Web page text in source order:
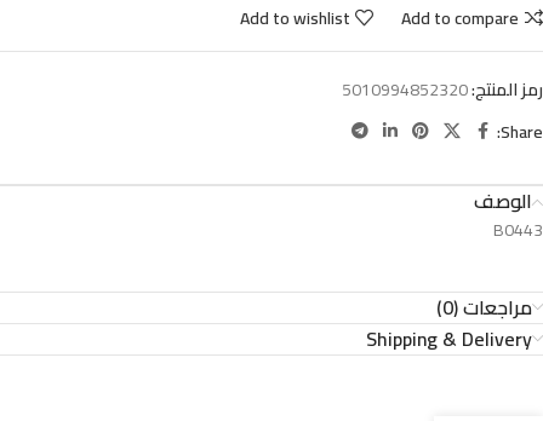
Add to compare
Add to wishlist
رمز المنتج:5010994852320
Share:
الوصف
B0443
مراجعات (0)
Shipping & Delivery